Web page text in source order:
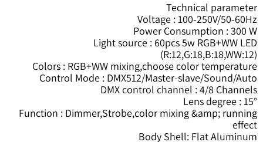
Technical parameter
Voltage : 100-250V/50-60Hz
Power Consumption : 300 W
Light source : 60pcs 5w RGB+WW LED
(R:12,G:18,B:18,WW:12)
Colors : RGB+WW mixing,choose color temperature
Control Mode : DMX512/Master-slave/Sound/Auto
DMX control channel : 4/8 Channels
Lens degree : 15°
Function : Dimmer,Strobe,color mixing &amp; running
effect
Body Shell: Flat Aluminum